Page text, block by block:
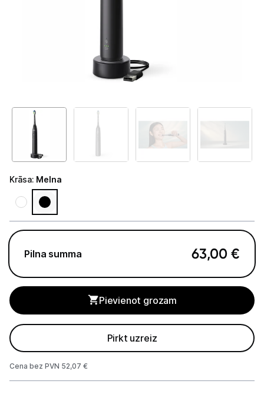
Sadzīves tehnika
Aksesuāri el. zobu birstēm
Masāžas ierīces
Sejas kopšanas ierīces
Asinsspiediena mērītāji
Krāsa: Melna
Pilna summa 63,00 €
Pievienot grozam
Pirkt uzreiz
Cena bez PVN 52,07 €